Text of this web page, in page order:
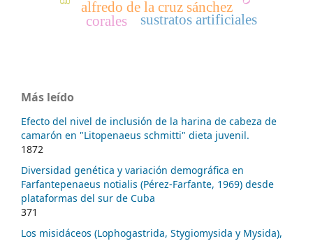
alfredo de la cruz sánchez
sustratos artificiales
corales
Más leído
Efecto del nivel de inclusión de la harina de cabeza de
camarón en "Litopenaeus schmitti" dieta juvenil.
1872
Diversidad genética y variación demográfica en
Farfantepenaeus notialis (Pérez-Farfante, 1969) desde
plataformas del sur de Cuba
371
Los misidáceos (Lophogastrida, Stygiomysida y Mysida),